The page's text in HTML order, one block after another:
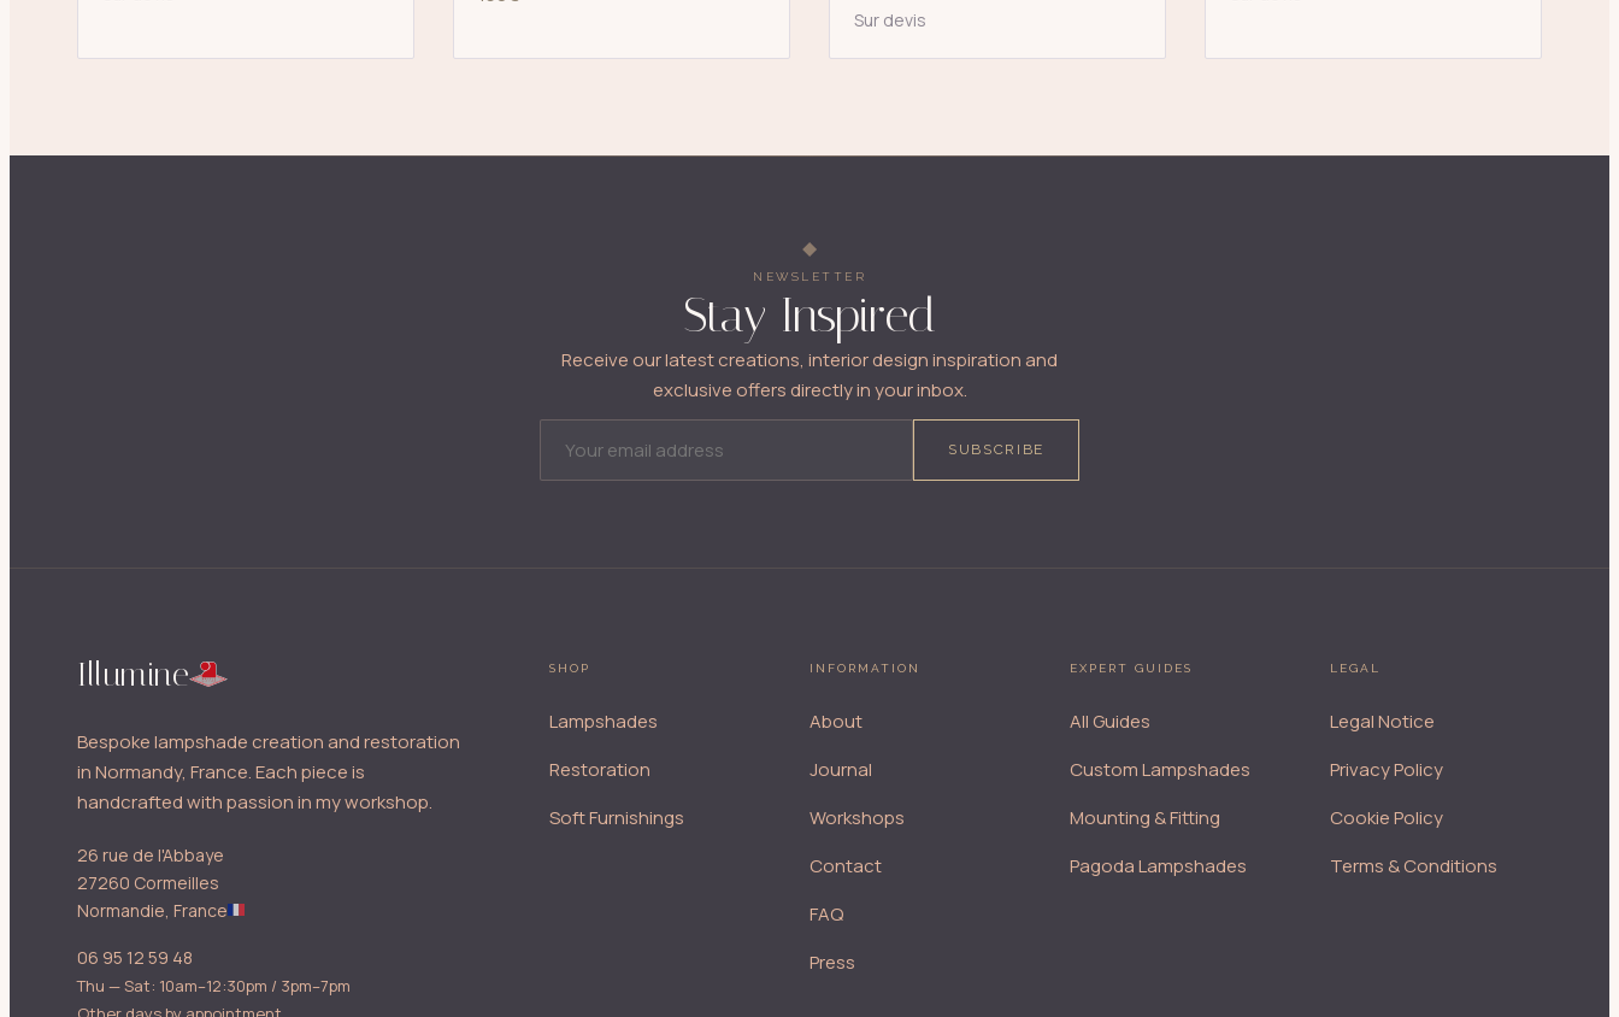
Sur devis
NEWSLETTER
Stay Inspired
Receive our latest creations, interior design inspiration and
exclusive offers directly in your inbox.
SUBSCRIBE
Illumine
Bespoke lampshade creation and restoration
in Normandy, France. Each piece is
handcrafted with passion in my workshop.
26 rue de l'Abbaye
27260 Cormeilles
Normandie, France
06 95 12 59 48
Thu — Sat: 10am–12:30pm / 3pm–7pm
SHOP
Lampshades
Restoration
Soft Furnishings
INFORMATION
About
Journal
Workshops
Contact
FAQ
Press
EXPERT GUIDES
All Guides
Custom Lampshades
Mounting & Fitting
Pagoda Lampshades
LEGAL
Legal Notice
Privacy Policy
Cookie Policy
Terms & Conditions